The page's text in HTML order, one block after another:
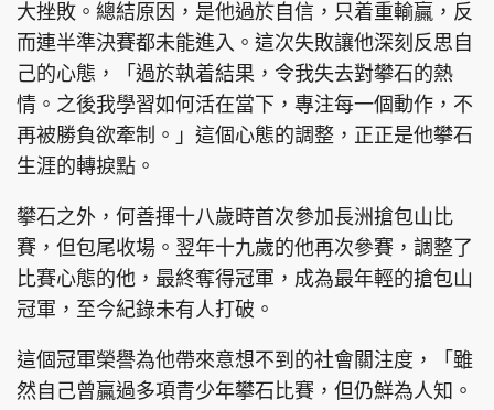
大挫敗。總結原因，是他過於自信，只着重輸贏，反
而連半準決賽都未能進入。這次失敗讓他深刻反思自
己的心態，「過於執着結果，令我失去對攀石的熱
情。之後我學習如何活在當下，專注每一個動作，不
再被勝負欲牽制。」這個心態的調整，正正是他攀石
生涯的轉捩點。
攀石之外，何善揮十八歲時首次參加長洲搶包山比
賽，但包尾收場。翌年十九歲的他再次參賽，調整了
比賽心態的他，最終奪得冠軍，成為最年輕的搶包山
冠軍，至今紀錄未有人打破。
這個冠軍榮譽為他帶來意想不到的社會關注度，「雖
然自己曾贏過多項青少年攀石比賽，但仍鮮為人知。